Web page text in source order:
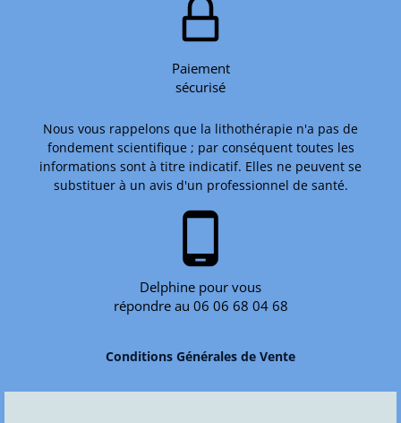
Paiement
sécurisé
Nous vous rappelons que la lithothérapie n'a pas de
fondement scientifique ; par conséquent toutes les
informations sont à titre indicatif. Elles ne peuvent se
substituer à un avis d'un professionnel de santé.
phone_android
Delphine pour vous
répondre au 06 06 68 04 68
Conditions Générales de Vente